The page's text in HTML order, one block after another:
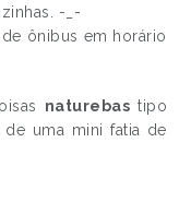
-_-
de ônibus em horário
naturebas tipo
uma mini fatia de